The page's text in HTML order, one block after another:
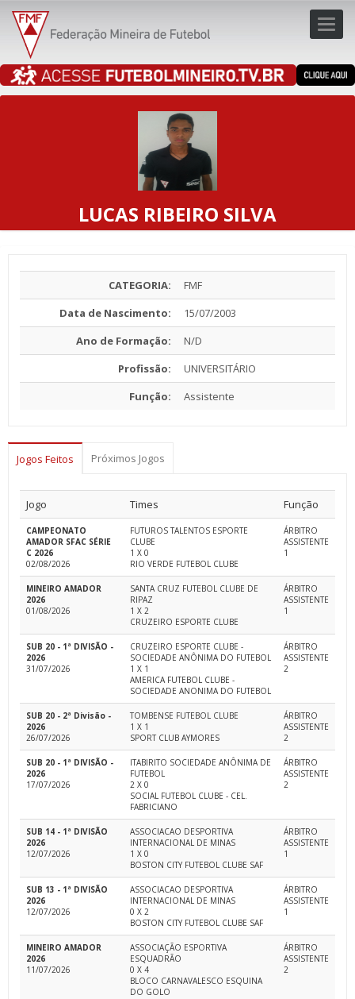
LUCAS RIBEIRO SILVA
CATEGORIA:
FMF
Data de Nascimento:
15/07/2003
Ano de Formação:
N/D
Profissão:
UNIVERSITÁRIO
Função:
Assistente
Jogos Feitos Próximos Jogos
Jogo Times Função
CAMPEONATO
AMADOR SFAC SÉRIE
C 2026
02/08/2026
FUTUROS TALENTOS ESPORTE
CLUBE
1 X 0
RIO VERDE FUTEBOL CLUBE
ÁRBITRO
ASSISTENTE
1
MINEIRO AMADOR
2026
01/08/2026
SANTA CRUZ FUTEBOL CLUBE DE
RIPAZ
1 X 2
CRUZEIRO ESPORTE CLUBE
ÁRBITRO
ASSISTENTE
1
SUB 20 - 1ª DIVISÃO -
2026
31/07/2026
CRUZEIRO ESPORTE CLUBE -
SOCIEDADE ANÔNIMA DO FUTEBOL
1 X 1
AMERICA FUTEBOL CLUBE -
SOCIEDADE ANONIMA DO FUTEBOL
ÁRBITRO
ASSISTENTE
2
SUB 20 - 2ª Divisão -
2026
26/07/2026
TOMBENSE FUTEBOL CLUBE
1 X 1
SPORT CLUB AYMORES
ÁRBITRO
ASSISTENTE
2
SUB 20 - 1ª DIVISÃO -
2026
17/07/2026
ITABIRITO SOCIEDADE ANÔNIMA DE
FUTEBOL
2 X 0
SOCIAL FUTEBOL CLUBE - CEL.
FABRICIANO
ÁRBITRO
ASSISTENTE
2
SUB 14 - 1ª DIVISÃO
2026
12/07/2026
ASSOCIACAO DESPORTIVA
INTERNACIONAL DE MINAS
1 X 0
BOSTON CITY FUTEBOL CLUBE SAF
ÁRBITRO
ASSISTENTE
1
SUB 13 - 1ª DIVISÃO
2026
12/07/2026
ASSOCIACAO DESPORTIVA
INTERNACIONAL DE MINAS
0 X 2
BOSTON CITY FUTEBOL CLUBE SAF
ÁRBITRO
ASSISTENTE
1
MINEIRO AMADOR
2026
11/07/2026
ASSOCIAÇÃO ESPORTIVA
ESQUADRÃO
0 X 4
BLOCO CARNAVALESCO ESQUINA
DO GOLO
ÁRBITRO
ASSISTENTE
2